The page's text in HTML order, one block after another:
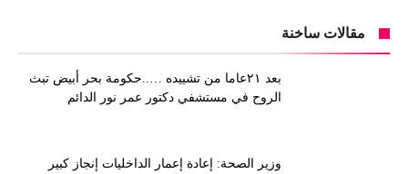
مقالات ساخنة
بعد ٢١عاما من تشييده …..حكومة بحر أبيض تبث
الروح في مستشفي دكتور عمر نور الدائم
وزير الصحة: إعادة إعمار الداخليات إنجاز كبير